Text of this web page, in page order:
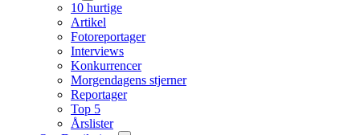
10 hurtige
Artikel
Fotoreportager
Interviews
Konkurrencer
Morgendagens stjerner
Reportager
Top 5
Årslister